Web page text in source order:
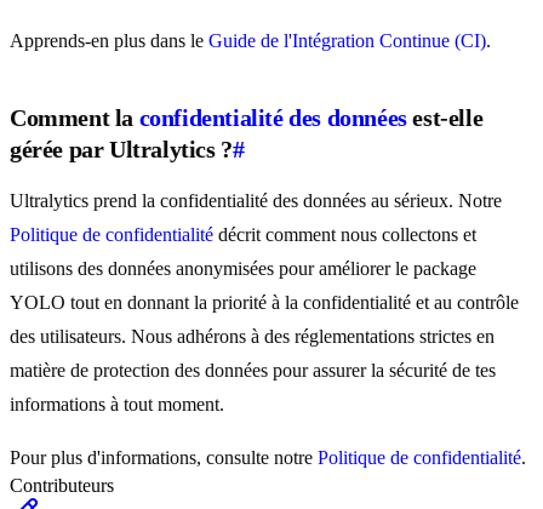
Apprends-en plus dans le Guide de l'Intégration Continue (CI).
Comment la confidentialité des donnéesest-elle
gérée par Ultralytics ?#
Ultralytics prend la confidentialité des données au sérieux. Notre
Politique de confidentialité décrit comment nous collectons et
utilisons des données anonymisées pour améliorer le package
YOLO tout en donnant la priorité à la confidentialité et au contrôle
des utilisateurs. Nous adhérons à des réglementations strictes en
matière de protection des données pour assurer la sécurité de tes
informations à tout moment.
Pour plus d'informations, consulte notre Politique de confidentialité.
Contributeurs